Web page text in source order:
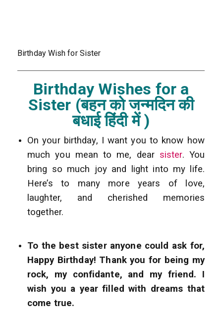
Birthday Wish for Sister
Birthday Wishes for a
Sister (बहन को जन्मदिन की
बधाई हिंदी में )
On your birthday, I want you to know how
much you mean to me, dear sister. You
bring so much joy and light into my life.
Here’s to many more years of love,
laughter, and cherished memories
together.
To the best sister anyone could ask for,
Happy Birthday! Thank you for being my
rock, my confidante, and my friend. I
wish you a year filled with dreams that
come true.